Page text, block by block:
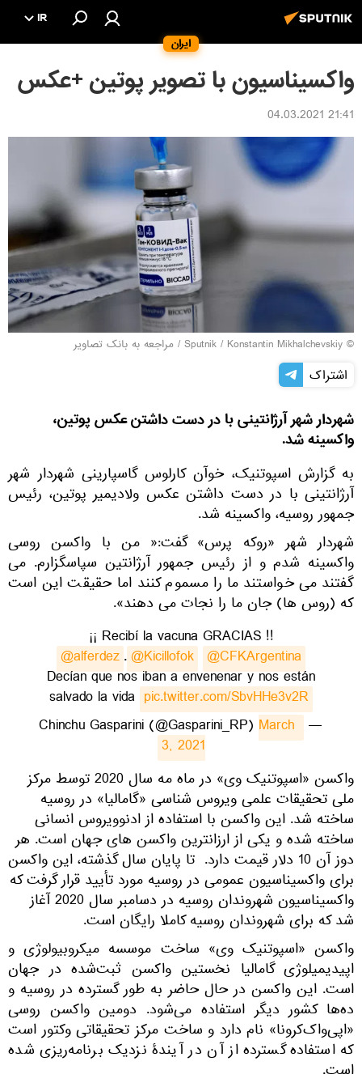
ایران
IR
واکسیناسیون با تصویر پوتین +عکس
21:41 04.03.2021
© Sputnik / Konstantin Mikhalchevskiy
/ مراجعه به بانک تصاویر
اشتراک
شهردار شهر آرژانتینی با در دست داشتن عکس پوتین،
واکسینه شد.
به گزارش اسپوتنیک، خوآن کارلوس گاسپارینی شهردار شهر
آرژانتینی با در دست داشتن عکس ولادیمیر پوتین، رئیس
جمهور روسیه، واکسینه شد.
شهردار شهر «روکه پرس» گفت:« من با واکسن روسی
واکسینه شدم و از رئیس جمهور آرژانتین سپاسگزارم. می
گفتند می خواستند ما را مسموم کنند اما حقیقت این است
که (روس ها) جان ما را نجات می دهند».
¡¡ Recibí la vacuna GRACIAS !!
@alferdez.@Kicillofok @CFKArgentina
Decían que nos iban a envenenar y nos están
salvado la vida pic.twitter.com/SbvHHe3v2R
— Chinchu Gasparini (@Gasparini_RP)
March
3, 2021
​واکسن «اسپوتنیک وی» در ماه مه سال 2020 توسط مرکز
ملی تحقیقات علمی ویروس شناسی «گامالیا» در روسیه
ساخته شد. این واکسن با استفاده از ادنوویروس انسانی
ساخته شده و یکی از ارزانترین واکسن های جهان است. هر
دوز آن 10 دلار قیمت دارد. تا پایان سال گذشته، این واکسن
برای واکسیناسیون عمومی در روسیه مورد تأیید قرار گرفت که
واکسیناسیون شهروندان روسیه در دسامبر سال 2020 آغاز
شد که برای شهروندان روسیه کاملا رایگان است.
واکسن «اسپوتنیک وی» ساخت موسسه میکروبیولوژی و
اپیدیمیلوژی گامالیا نخستین واکسن ثبت‌شده در جهان
است. این واکسن در حال حاضر به طور گسترده در روسیه و
ده‌ها کشور دیگر استفاده می‌شود. دومین واکسن روسی
«اپی‌واک‌کرونا» نام دارد و ساخت مرکز تحقیقاتی وکتور است
که استفاده گسترده از آن در آیندۀ نزدیک برنامه‌ریزی شده
است.